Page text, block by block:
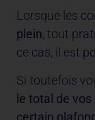
Lorsque les
plein, tout
ce cas, il est
Si toutefois
le total de